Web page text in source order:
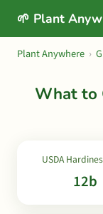
🌱 Plant
Plant Anywhere ›
What to
USDA
12b